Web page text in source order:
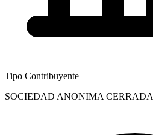
Tipo Contribuyente
SOCIEDAD ANONIMA CERRADA